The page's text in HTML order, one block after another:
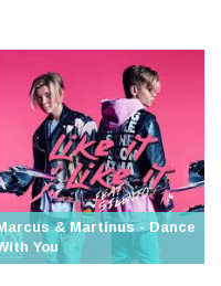
& Martinus - Dance
You